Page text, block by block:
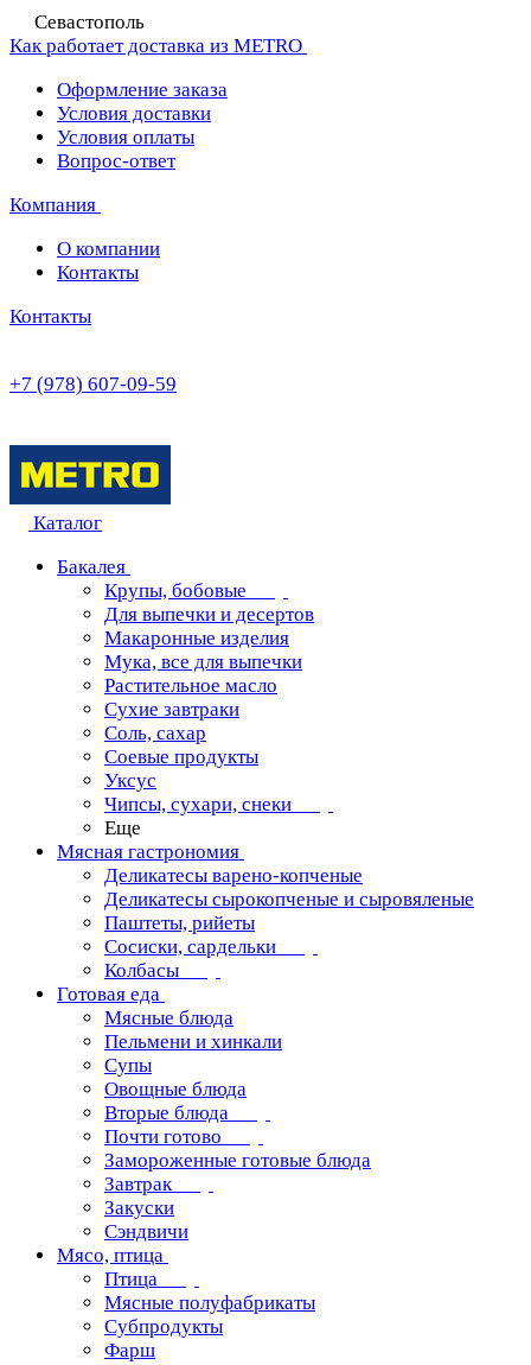
Севастополь
Как работает доставка из METRO
Оформление заказа
Условия доставки
Условия оплаты
Вопрос-ответ
Компания
О компании
Контакты
Контакты
+7 (978) 607-09-59
Каталог
Бакалея
Крупы, бобовые
Для выпечки и десертов
Макаронные изделия
Мука, все для выпечки
Растительное масло
Сухие завтраки
Соль, сахар
Соевые продукты
Уксус
Чипсы, сухари, снеки
Еще
Мясная гастрономия
Деликатесы варено-копченые
Деликатесы сырокопченые и сыровяленые
Паштеты, рийеты
Сосиски, сардельки
Колбасы
Готовая еда
Мясные блюда
Пельмени и хинкали
Супы
Овощные блюда
Вторые блюда
Почти готово
Замороженные готовые блюда
Завтрак
Закуски
Сэндвичи
Мясо, птица
Птица
Мясные полуфабрикаты
Субпродукты
Фарш